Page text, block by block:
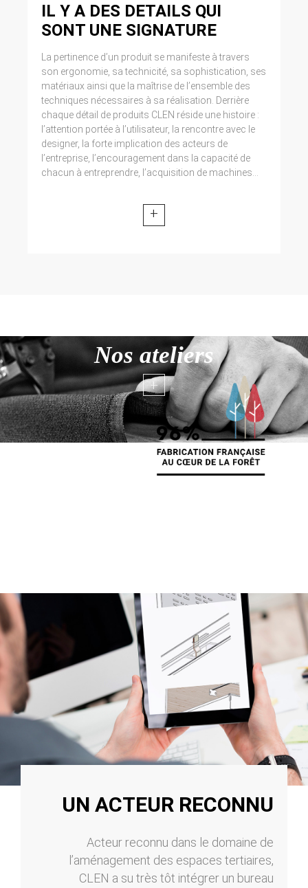
IL Y A DES DETAILS QUI
SONT UNE SIGNATURE
La pertinence d’un produit se manifeste à travers
son ergonomie, sa technicité, sa sophistication, ses
matériaux ainsi que la maîtrise de l’ensemble des
techniques nécessaires à sa réalisation. Derrière
chaque détail de produits CLEN réside une histoire :
l’attention portée à l’utilisateur, la rencontre avec le
designer, la forte implication des acteurs de
l’entreprise, l’encouragement dans la capacité de
chacun à entreprendre, l’acquisition de machines...
+
Nos ateliers
+
UN ACTEUR RECONNU
Acteur reconnu dans le domaine de
l’aménagement des espaces tertiaires,
CLEN a su très tôt intégrer un bureau